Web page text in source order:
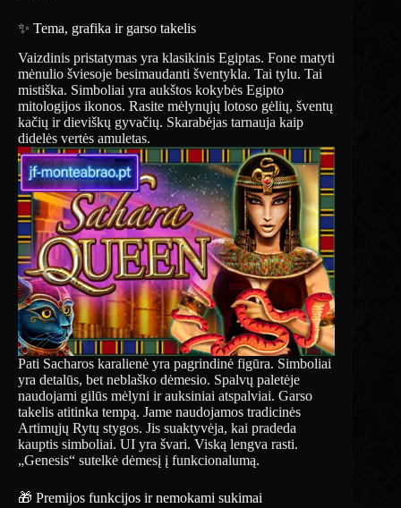
✨ Tema, grafika ir garso takelis
Vaizdinis pristatymas yra klasikinis Egiptas. Fone matyti
mėnulio šviesoje besimaudanti šventykla. Tai tylu. Tai
mistiška. Simboliai yra aukštos kokybės Egipto
mitologijos ikonos. Rasite mėlynųjų lotoso gėlių, šventų
kačių ir dieviškų gyvačių. Skarabėjas tarnauja kaip
didelės vertės amuletas.
Pati Sacharos karalienė yra pagrindinė figūra. Simboliai
yra detalūs, bet neblaško dėmesio. Spalvų paletėje
naudojami gilūs mėlyni ir auksiniai atspalviai. Garso
takelis atitinka tempą. Jame naudojamos tradicinės
Artimųjų Rytų stygos. Jis suaktyvėja, kai pradeda
kauptis simboliai. UI yra švari. Viską lengva rasti.
„Genesis“ sutelkė dėmesį į funkcionalumą.
🎁 Premijos funkcijos ir nemokami sukimai